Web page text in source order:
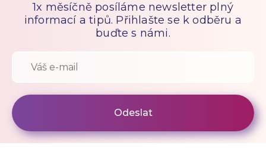
1x měsíčně posíláme newsletter plný
informací a tipů. Přihlašte se k odběru a
buďte s námi.